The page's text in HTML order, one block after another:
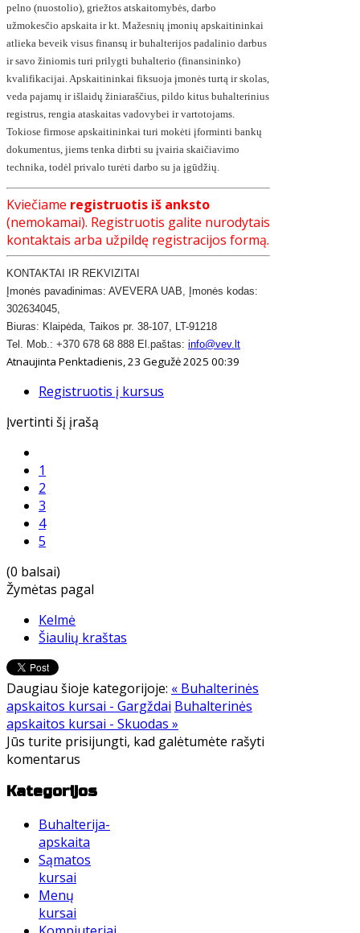
pelno (nuostolio), griežtos atskaitomybės, darbo
užmokesčio apskaita ir kt. Mažesnių įmonių apskaitininkai
atlieka beveik visus finansų ir buhalterijos padalinio darbus
ir savo žiniomis turi prilygti buhalterio (finansininko)
kvalifikacijai. Apskaitininkai fiksuoja įmonės turtą ir skolas,
veda pajamų ir išlaidų žiniaraščius, pildo kitus buhalterinius
registrus, rengia ataskaitas vadovybei ir vartotojams.
Tokiose firmose apskaitininkai turi mokėti įforminti bankų
dokumentus, jiems tenka dirbti su įvairia skaičiavimo
technika, todėl privalo turėti darbo su ja įgūdžių.
Kviečiame registruotis iš anksto
(nemokamai). Registruotis galite nurodytais
kontaktais arba užpildę registracijos formą.
KONTAKTAI IR REKVIZITAI
​Įmonės pavadinimas: AVEVERA UAB, Įmonės kodas:
302634045,
Biuras: Klaipėda, Taikos pr. 38-107, LT-91218
​Tel. Mob.: +370 678 68 888 El.paštas: info@vev.lt
Atnaujinta Penktadienis, 23 Gegužė 2025 00:39
Registruotis į kursus
Įvertinti šį įrašą
1
2
3
4
5
(0 balsai)
Žymėtas pagal
Kelmė
Šiaulių kraštas
Daugiau šioje kategorijoje: « Buhalterinės
apskaitos kursai - Gargždai Buhalterinės
apskaitos kursai - Skuodas »
Jūs turite prisijungti, kad galėtumėte rašyti
komentarus
Kategorijos
Buhalterija-
apskaita
Sąmatos
kursai
Menų
kursai